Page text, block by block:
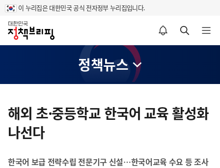
이 누리집은 대한민국 공식 전자정부 누리집입니다.
홈
알림설정 바로가기 검색 바로가기 메뉴 열기
정책뉴스
텐
츠
영
해외 초·중등학교 한국어 교육 활성화
나선다
한국어 보급 전략수립 전문기구 신설…한국어교육 수요 등 조사